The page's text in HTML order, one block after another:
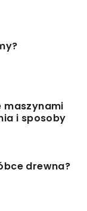
maszynami
i sposoby
drewna?